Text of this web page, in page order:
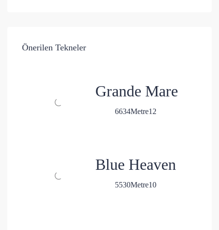
Önerilen Tekneler
Grande Mare
6634Metre12
Blue Heaven
5530Metre10